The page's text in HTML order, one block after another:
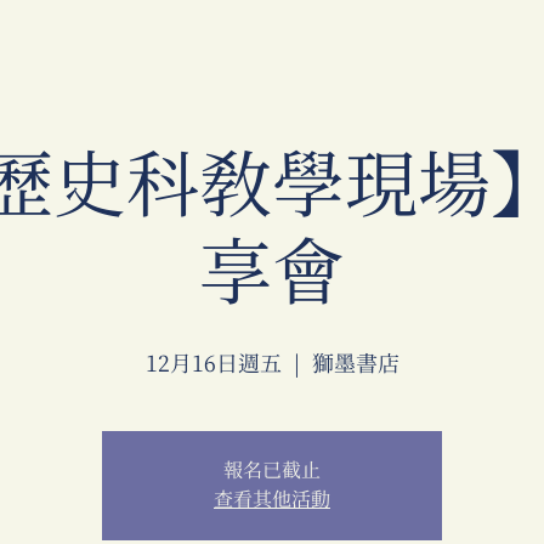
史科教學現場
享會
12月16日週五 獅墨書店
報名已截止
查看其他活動